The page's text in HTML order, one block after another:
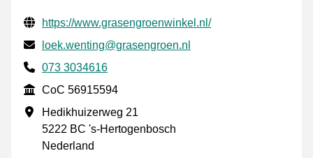
Verifisert kontaktinformasjon
Website URL
https://www.grasengroenwinkel.nl/
E-post
loek.wenting@grasengroen.nl
Phone number
073 3034616
CoC
CoC 56915594
Forretningsadresse
Hedikhuizerweg 21
5222 BC 's-Hertogenbosch
Nederland